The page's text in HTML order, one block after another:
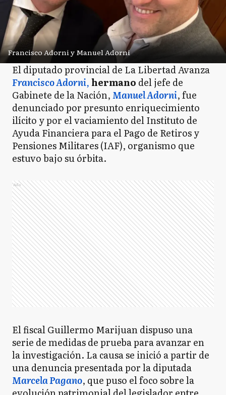
Francisco Adorni y Manuel Adorni
El diputado provincial de La Libertad Avanza
Francisco Adorni, hermano del jefe de
Gabinete de la Nación,Manuel Adorni, fue
denunciado por presunto enriquecimiento
ilícito y por el vaciamiento del Instituto de
Ayuda Financiera para el Pago de Retiros y
Pensiones Militares (IAF), organismo que
estuvo bajo su órbita.
Ads
El fiscal Guillermo Marijuan dispuso una
serie de medidas de prueba para avanzar en
la investigación. La causa se inició a partir de
una denuncia presentada por la diputada
Marcela Pagano, que puso el foco sobre la